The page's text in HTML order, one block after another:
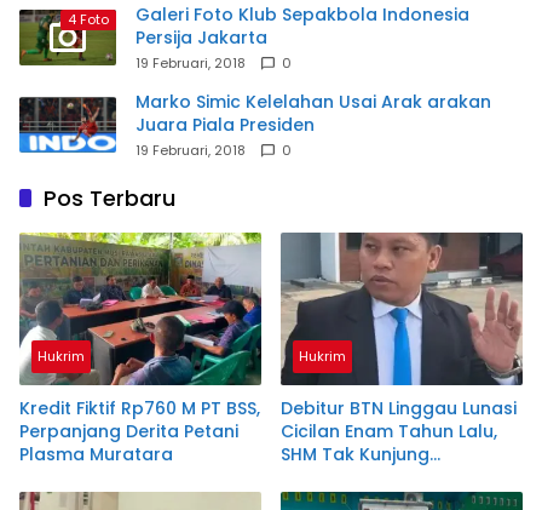
4 Foto
Galeri Foto Klub Sepakbola Indonesia
Persija Jakarta
19 Februari, 2018 0
Marko Simic Kelelahan Usai Arak arakan
Juara Piala Presiden
19 Februari, 2018 0
Pos Terbaru
Hukrim
Kredit Fiktif Rp760 M PT BSS,
Perpanjang Derita Petani
Plasma Muratara
Hukrim
Debitur BTN Linggau Lunasi
Cicilan Enam Tahun Lalu,
SHM Tak Kunjung